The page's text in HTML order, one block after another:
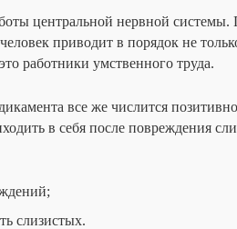
центральной нервной системы.
приводит в порядок не
работники умственного труда.
все же числится
в себя после повреждения
слизистых.